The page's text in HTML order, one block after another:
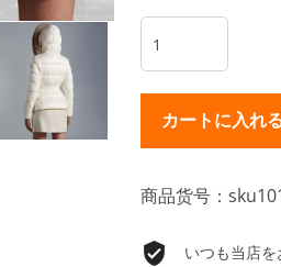
商品货号：
いつも当店